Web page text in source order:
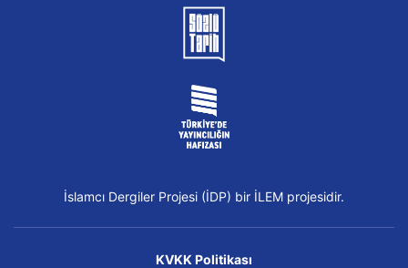
İslamcı Dergiler Projesi (İDP) bir İLEM projesidir.
KVKK Politikası